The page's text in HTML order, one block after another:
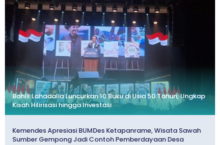
Bahlil Lahadalia Luncurkan 10 Buku di Usia 50 Tahun, Ungkap
Kisah Hilirisasi hingga Investasi
Kemendes Apresiasi BUMDes Ketapanrame, Wisata Sawah
Sumber Gempong Jadi Contoh Pemberdayaan Desa